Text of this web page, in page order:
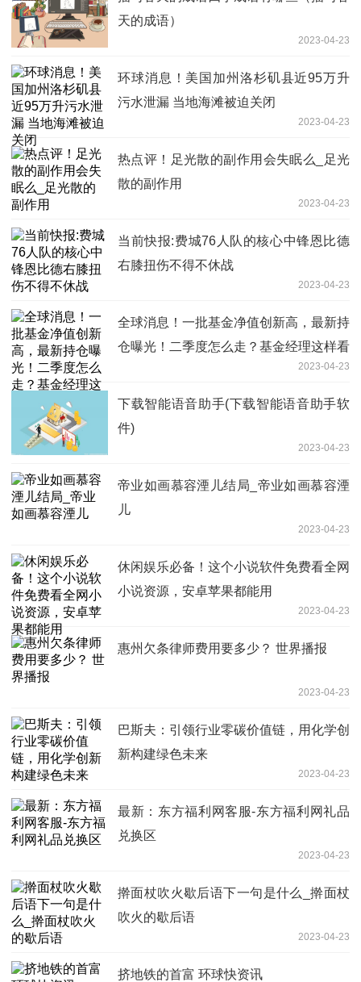
天的成语）
2023-04-23
环球消息！美国加州洛杉矶县近95万升
污水泄漏 当地海滩被迫关闭
2023-04-23
热点评！足光散的副作用会失眠么_足光
散的副作用
2023-04-23
当前快报:费城76人队的核心中锋恩比德
右膝扭伤不得不休战
2023-04-23
全球消息！一批基金净值创新高，最新持
仓曝光！二季度怎么走？基金经理这样看
2023-04-23
下载智能语音助手(下载智能语音助手软
件)
2023-04-23
帝业如画慕容湮儿结局_帝业如画慕容湮
儿
2023-04-23
休闲娱乐必备！这个小说软件免费看全网
小说资源，安卓苹果都能用
2023-04-23
惠州欠条律师费用要多少？ 世界播报
2023-04-23
巴斯夫：引领行业零碳价值链，用化学创
新构建绿色未来
2023-04-23
最新：东方福利网客服-东方福利网礼品
兑换区
2023-04-23
擀面杖吹火歇后语下一句是什么_擀面杖
吹火的歇后语
2023-04-23
挤地铁的首富 环球快资讯